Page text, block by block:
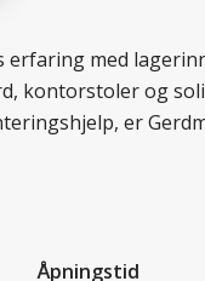
med
kontorstoler og
er
Åpningstid